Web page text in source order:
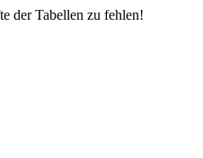
der Tabellen zu fehlen!